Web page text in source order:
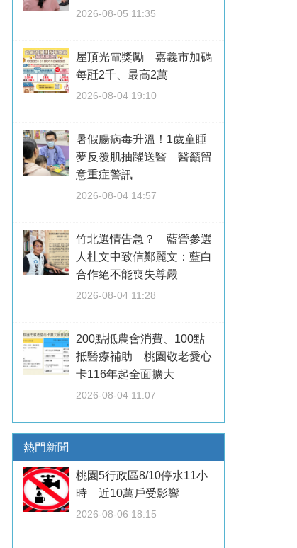
2026-08-05 11:35
屋頂光電獎勵 嘉義市加碼
每瓩2千、最高2萬
2026-08-04 19:10
暑假腸病毒升溫！1歲童睡
夢反覆肌抽躍送醫 醫籲留
意重症警訊
2026-08-04 14:57
竹北選情告急？ 藍營參選
人杜文中致信鄭麗文：藍白
合作絕不能喪失尊嚴
2026-08-04 11:28
200點抵農會消費、100點
抵醫療補助 桃園敬老愛心
卡116年起全面擴大
2026-08-04 11:07
熱門新聞
桃園5行政區8/10停水11小
時 近10萬戶受影響
2026-08-06 18:15